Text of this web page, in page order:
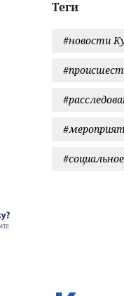
Теги
#новости
#социальное